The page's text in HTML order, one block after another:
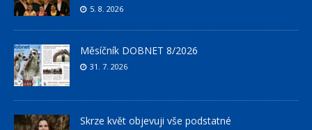
5. 8. 2026
Měsíčník DOBNET 8/2026
31. 7. 2026
Skrze květ objevuji vše podstatné